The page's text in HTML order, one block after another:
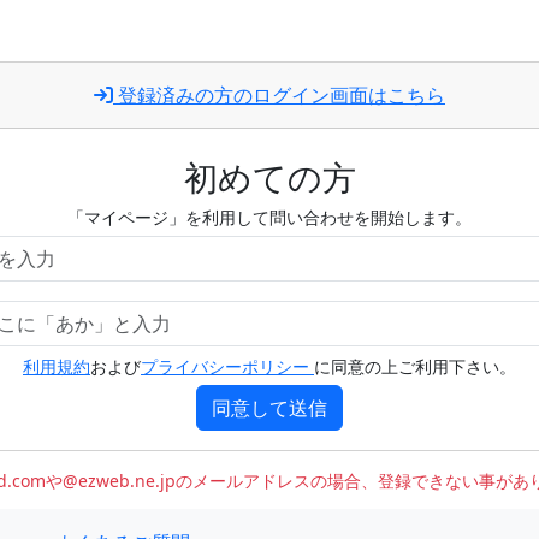
登録済みの方のログイン画面はこちら
初めての方
「マイページ」を利用して問い合わせを開始します。
利用規約およびプライバシーポリシー に同意の上ご利用下さい。
同意して送信
や@ezweb.ne.jpのメールアドレスの場合、登録できない事があ